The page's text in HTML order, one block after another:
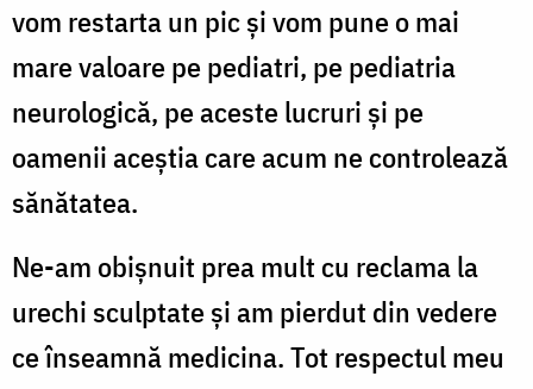
vom restarta un pic și vom pune o mai
mare valoare pe pediatri, pe pediatria
neurologică, pe aceste lucruri și pe
oamenii aceștia care acum ne controlează
sănătatea.
Ne-am obișnuit prea mult cu reclama la
urechi sculptate și am pierdut din vedere
ce înseamnă medicina. Tot respectul meu